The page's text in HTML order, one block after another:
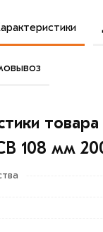
товара
108 мм